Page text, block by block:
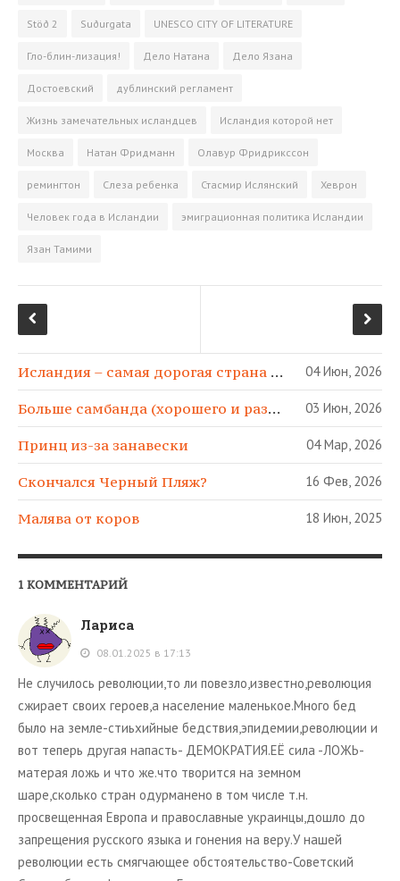
k
m
s
s
i
k
в
и
ь
Stöð 2 Suðurgata UNESCO CITY OF LITERATURE
Гло-блин-лизация! Дело Натана Дело Язана
Достоевский дублинский регламент
Жизнь замечательных исландцев Исландия которой нет
Москва Натан Фридманн Олавур Фридрикссон
ремингтон Слеза ребенка Стасмир Ислянский Хеврон
Человек года в Исландии эмиграционная политика Исландии
Язан Тамими
Исландия – самая дорогая страна в МИРЕ! 04 Июн, 2026
Больше самбанда (хорошего и разного)! 03 Июн, 2026
Принц из-за занавески 04 Мар, 2026
Скончался Черный Пляж? 16 Фев, 2026
Малява от коров 18 Июн, 2025
1 КОММЕНТАРИЙ
Лариса
08.01.2025 в 17:13
Не случилось революции,то ли повезло,известно,революция
сжирает своих героев,а население маленькое.Много бед
было на земле-стиьхийные бедствия,эпидемии,революции и
вот теперь другая напасть- ДЕМОКРАТИЯ.ЕЁ сила -ЛОЖЬ-
матерая ложь и что же.что творится на земном
шаре,сколько стран одурманено в том числе т.н.
просвещенная Европа и православные украинцы,дошло до
запрещения русского языка и гонения на веру.У нашей
революции есть смягчающее обстоятельство-Советский